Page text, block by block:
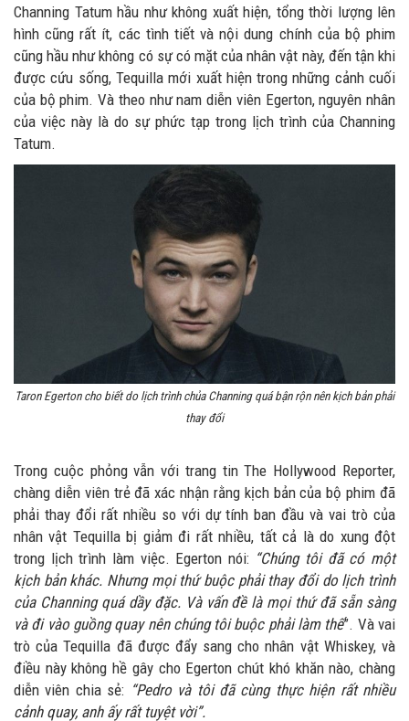
Channing Tatum hầu như không xuất hiện, tổng thời lượng lên
hình cũng rất ít, các tình tiết và nội dung chính của bộ phim
cũng hầu như không có sự có mặt của nhân vật này, đến tận khi
được cứu sống, Tequilla mới xuất hiện trong những cảnh cuối
của bộ phim. Và theo như nam diễn viên Egerton, nguyên nhân
của việc này là do sự phức tạp trong lịch trình của Channing
Tatum.
Taron Egerton cho biết do lịch trình chủa Channing quá bận rộn nên kịch bản phải
thay đổi
Trong cuộc phỏng vẫn với trang tin The Hollywood Reporter,
chàng diễn viên trẻ đã xác nhận rằng kịch bản của bộ phim đã
phải thay đổi rất nhiều so với dự tính ban đầu và vai trò của
nhân vật Tequilla bị giảm đi rất nhiều, tất cả là do xung đột
trong lịch trình làm việc. Egerton nói: “Chúng tôi đã có một
kịch bản khác. Nhưng mọi thứ buộc phải thay đổi do lịch trình
của Channing quá dầy đặc. Và vấn đề là mọi thứ đã sẵn sàng
và đi vào guồng quay nên chúng tôi buộc phải làm thế”. Và vai
trò của Tequilla đã được đẩy sang cho nhân vật Whiskey, và
điều này không hề gây cho Egerton chút khó khăn nào, chàng
diễn viên chia sẻ: “Pedro và tôi đã cùng thực hiện rất nhiều
cảnh quay, anh ấy rất tuyệt vời”.